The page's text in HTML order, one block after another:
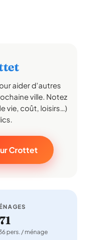
aider d'autres
ville. Notez
vie, coût, loisirs…)
Crottet
pers. / ménage